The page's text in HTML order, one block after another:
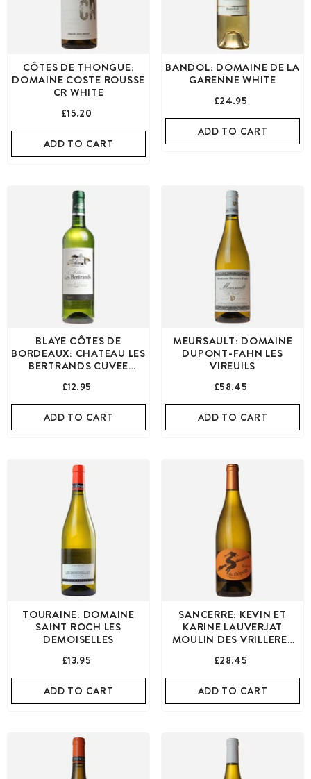
CÔTES DE THONGUE:
DOMAINE COSTE ROUSSE
CR WHITE
£15.20
ADD TO CART
BANDOL: DOMAINE DE LA
GARENNE WHITE
£24.95
ADD TO CART
BLAYE CÔTES DE
BORDEAUX: CHATEAU LES
BERTRANDS CUVEE
£12.95
ADD TO CART
MEURSAULT: DOMAINE
DUPONT-FAHN LES
VIREUILS
£58.45
ADD TO CART
TOURAINE: DOMAINE
SAINT ROCH LES
DEMOISELLES
£13.95
ADD TO CART
SANCERRE: KEVIN ET
KARINE LAUVERJAT
MOULIN DES VRILLERES
£28.45
ADD TO CART